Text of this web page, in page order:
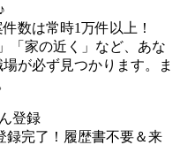
数は常時1万件以上！
「家の近く」など、あな
が必ず見つかります。ま
登録
録完了！履歴書不要＆来